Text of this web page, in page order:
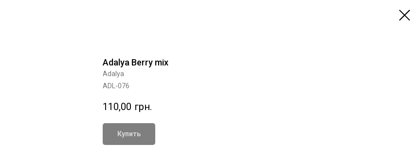
Adalya Berry mix
Adalya
ADL-076
110,00 грн.
Купить